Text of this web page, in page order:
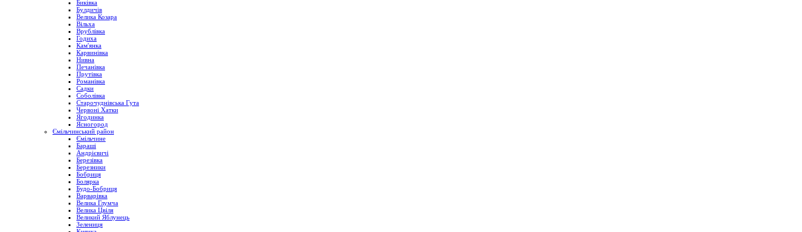
Биківка
Булдичів
Велика Козара
Вільха
Врублівка
Годиха
Кам'янка
Карвинівка
Нивна
Печанівка
Прутівка
Романівка
Садки
Соболівка
Старочуднівська Гута
Червоні Хатки
Ягодинка
Ясногород
Ємільчинський район
Ємільчине
Бараші
Андрієвичі
Березівка
Березники
Бобриця
Болярка
Будо-Бобриця
Варварівка
Велика Глумча
Велика Цвіля
Великий Яблунець
Зелениця